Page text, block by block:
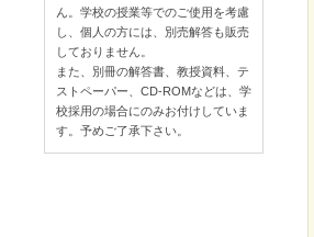
ん。学校の授業等でのご使用を考慮
し、個人の方には、別売解答も販売
しておりません。
また、別冊の解答書、教授資料、テ
ストペーパー、CD-ROMなどは、学
校採用の場合にのみお付けしていま
す。予めご了承下さい。